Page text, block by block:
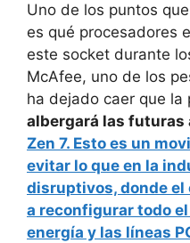
Uno de los puntos
es qué procesadores
este socket durante
McAfee, uno de los
ha dejado caer que la
albergará las
Zen 7. Esto es un
evitar lo que en la
disruptivos, donde el
a reconfigurar todo
energía y las líneas